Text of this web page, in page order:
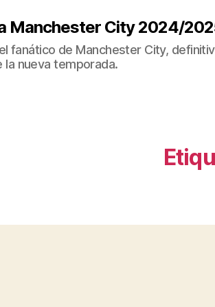
Manchester City 2024/
fanático de Manchester City,
la nueva temporada.